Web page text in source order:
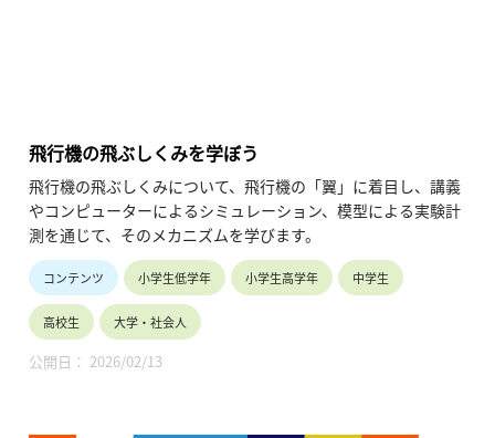
飛行機の飛ぶしくみを学ぼう
飛行機の飛ぶしくみについて、飛行機の「翼」に着目し、講義
やコンピューターによるシミュレーション、模型による実験計
測を通じて、そのメカニズムを学びます。
コンテンツ 小学生低学年 小学生高学年 中学生
高校生 大学・社会人
公開日： 2026/02/13